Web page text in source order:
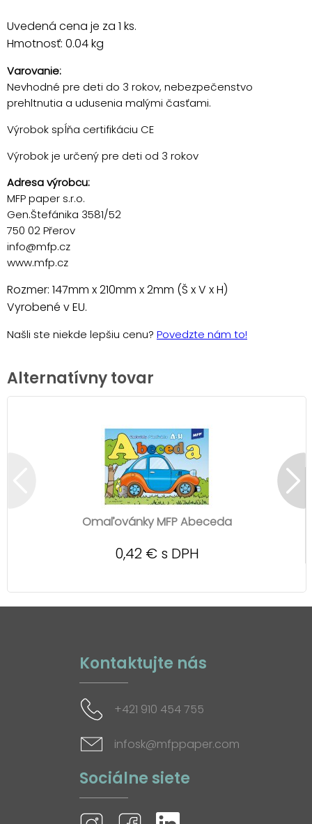
Uvedená cena je za 1 ks.
Hmotnosť: 0.04 kg
Varovanie:
Nevhodné pre deti do 3 rokov, nebezpečenstvo
prehltnutia a udusenia malými časťami.
Výrobok spĺňa certifikáciu CE
Výrobok je určený pre deti od 3 rokov
Adresa výrobcu:
MFP paper s.r.o.
Gen.Štefánika 3581/52
750 02 Přerov
info@mfp.cz
www.mfp.cz
Rozmer: 147mm x 210mm x 2mm (Š x V x H)
Vyrobené v EU.
Našli ste niekde lepšiu cenu? Povedzte nám to!
Alternatívny tovar
Omaľovánky MFP Abeceda
0,42 € s DPH
Kontaktujte nás
+421 910 454 755
infosk@mfppaper.com
Sociálne siete